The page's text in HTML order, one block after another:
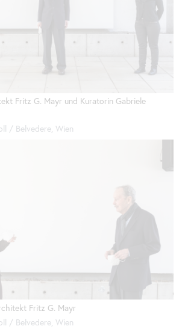
Fritz G. Mayr und Kuratorin Gabriele
/ Belvedere, Wien
Fritz G. Mayr
/ Belvedere, Wien